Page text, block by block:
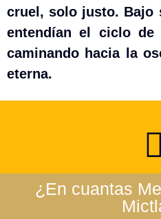
cruel, solo justo. Bajo
entendían el ciclo
caminando hacia la
eterna.
¿En cuantas